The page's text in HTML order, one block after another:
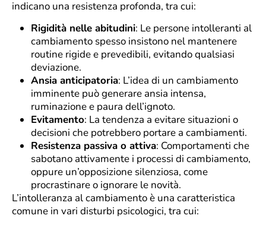
indicano una resistenza profonda, tra cui:
Rigidità nelle abitudini: Le persone intolleranti al
cambiamento spesso insistono nel mantenere
routine rigide e prevedibili, evitando qualsiasi
deviazione.
Ansia anticipatoria: L’idea di un cambiamento
imminente può generare ansia intensa,
ruminazione e paura dell’ignoto.
Evitamento: La tendenza a evitare situazioni o
decisioni che potrebbero portare a cambiamenti.
Resistenza passiva o attiva: Comportamenti che
sabotano attivamente i processi di cambiamento,
oppure un’opposizione silenziosa, come
procrastinare o ignorare le novità.
L’intolleranza al cambiamento è una caratteristica
comune in vari disturbi psicologici, tra cui: